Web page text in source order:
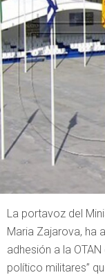
La portavoz del
Maria Zajarova, ha
adhesión a la
político militares”